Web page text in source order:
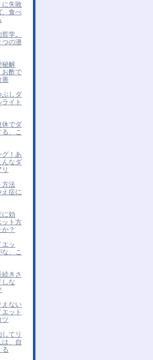
に失敗
、食べ
学。
つの潜
秘解
お酢で
善
ぶしダ
イト
休でダ
、こ
グ！あ
んなダ
方法
え症に
に効
ット方
？
ッ
な、こ
きさ
しな
えない
ット
ツ
てリ
、自
る